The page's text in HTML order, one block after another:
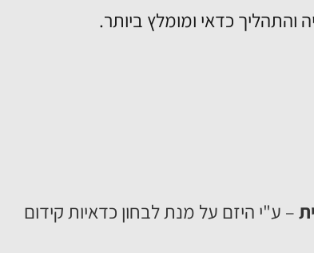
כדאי ומומלץ ביותר.
– ע"י היזם על מנת לבחון כדאיות קידום